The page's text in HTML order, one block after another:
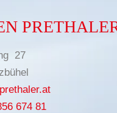
27
674 81